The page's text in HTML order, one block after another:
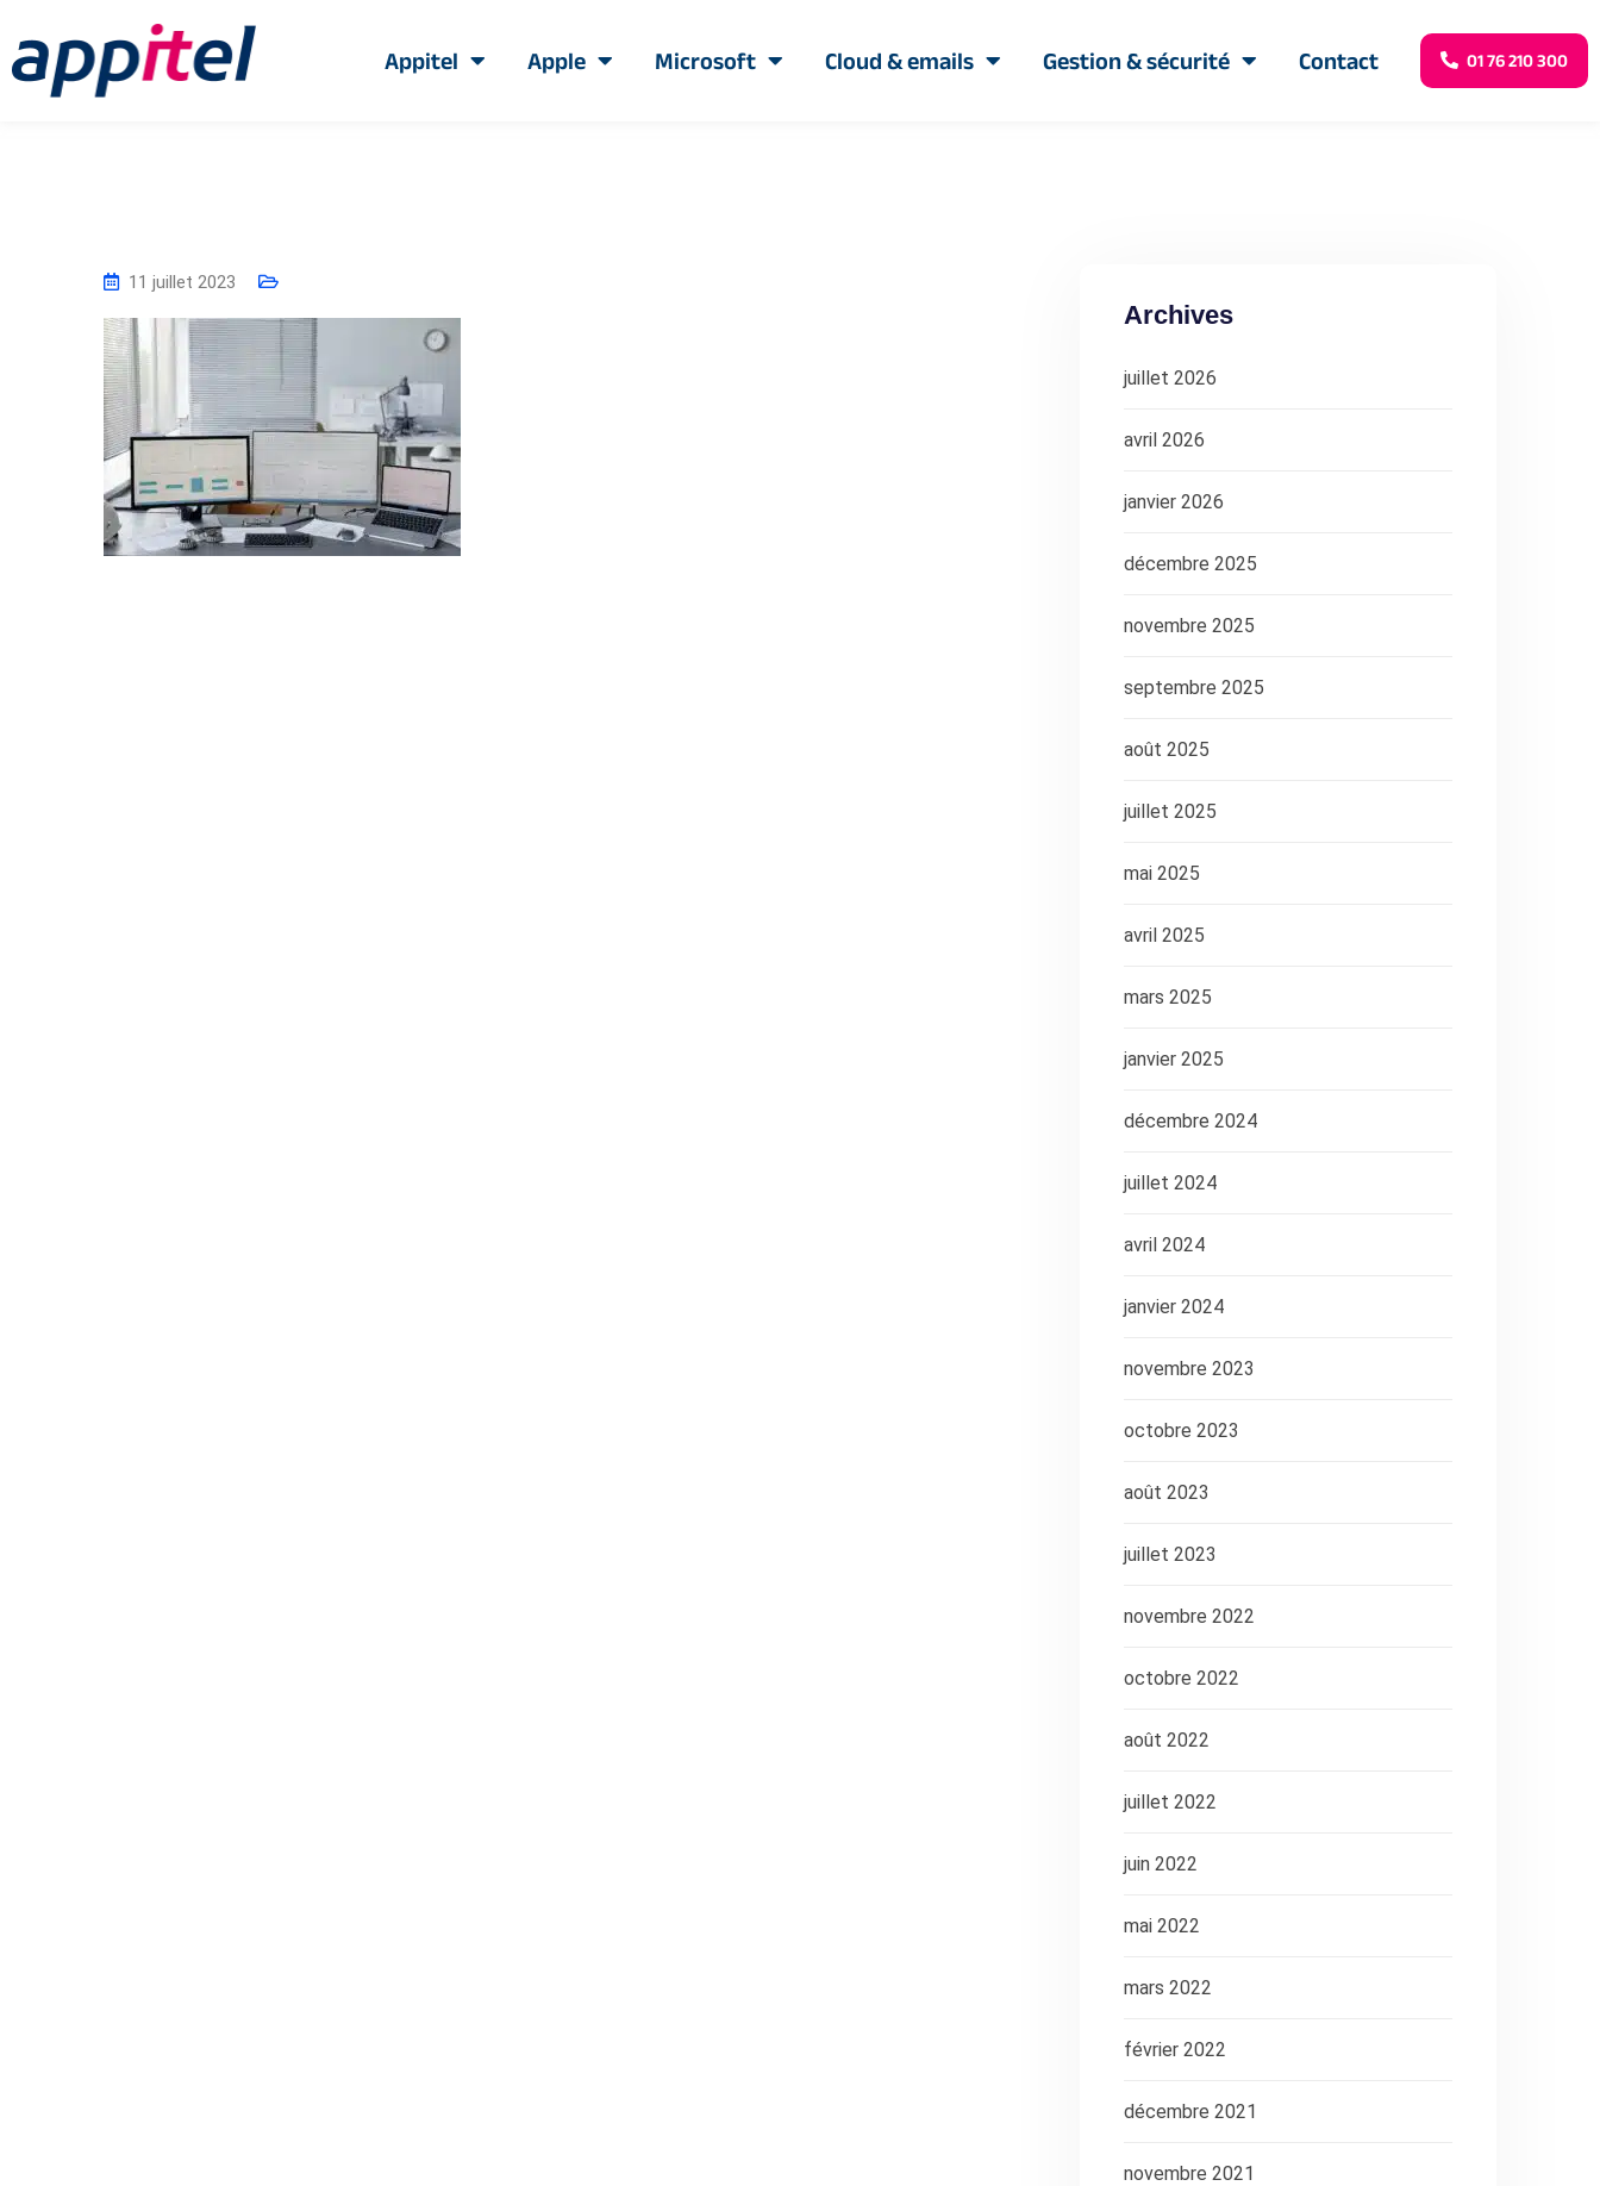
Appitel Apple Microsoft Cloud & emails Gestion & sécurité Contact 01 76 210 300
11 juillet 2023
Archives
juillet 2026
avril 2026
janvier 2026
décembre 2025
novembre 2025
septembre 2025
août 2025
juillet 2025
mai 2025
avril 2025
mars 2025
janvier 2025
décembre 2024
juillet 2024
avril 2024
janvier 2024
novembre 2023
octobre 2023
août 2023
juillet 2023
novembre 2022
octobre 2022
août 2022
juillet 2022
juin 2022
mai 2022
mars 2022
février 2022
décembre 2021
novembre 2021